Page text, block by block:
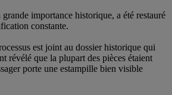
importance historique, a été restauré
constante.
est joint au dossier historique qui
révélé que la plupart des pièces étaient
porte une estampille bien visible